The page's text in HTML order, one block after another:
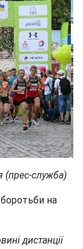
(прес-служба)
на
дистанції